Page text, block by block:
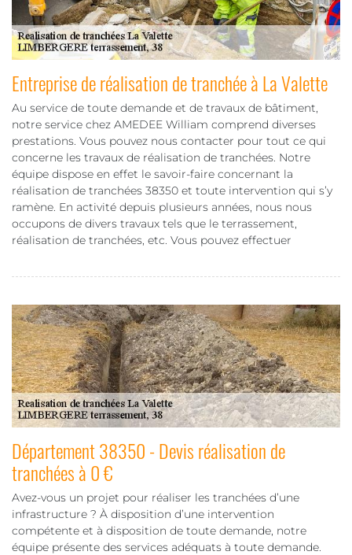
Entreprise de réalisation de tranchée à La Valette
Au service de toute demande et de travaux de bâtiment,
notre service chez AMEDEE William comprend diverses
prestations. Vous pouvez nous contacter pour tout ce qui
concerne les travaux de réalisation de tranchées. Notre
équipe dispose en effet le savoir-faire concernant la
réalisation de tranchées 38350 et toute intervention qui s’y
ramène. En activité depuis plusieurs années, nous nous
occupons de divers travaux tels que le terrassement,
réalisation de tranchées, etc. Vous pouvez effectuer
Département 38350 - Devis réalisation de
tranchées à 0 €
Avez-vous un projet pour réaliser les tranchées d’une
infrastructure ? À disposition d’une intervention
compétente et à disposition de toute demande, notre
équipe présente des services adéquats à toute demande.